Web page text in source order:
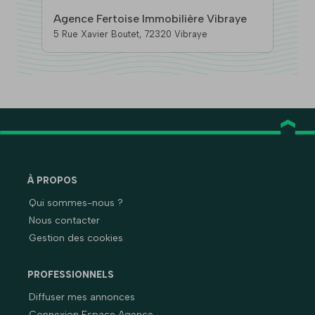
Agence Fertoise Immobilière Vibraye
5 Rue Xavier Boutet, 72320 Vibraye
À PROPOS
Qui sommes-nous ?
Nous contacter
Gestion des cookies
PROFESSIONNELS
Diffuser mes annonces